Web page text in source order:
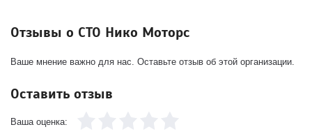
Отзывы о СТО Нико Моторс
Ваше мнение важно для нас. Оставьте отзыв об этой организации.
Оставить отзыв
Ваша оценка: